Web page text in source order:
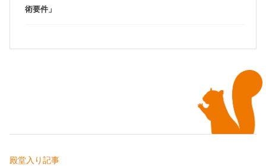
術要件」
殿堂入り記事